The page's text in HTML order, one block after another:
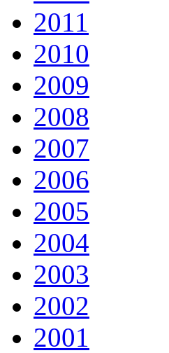
2011
2010
2009
2008
2007
2006
2005
2004
2003
2002
2001